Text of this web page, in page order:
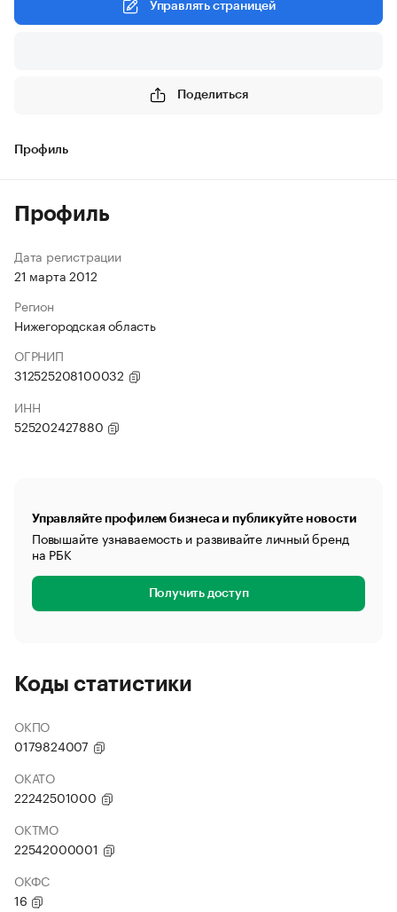
Управлять страницей
Поделиться
Профиль
Профиль
Дата регистрации
21 марта 2012
Регион
Нижегородская область
ОГРНИП
312525208100032
ИНН
525202427880
Управляйте профилем бизнеса и публикуйте новости
Повышайте узнаваемость и развивайте личный бренд
на РБК
Получить доступ
Коды статистики
ОКПО
0179824007
ОКАТО
22242501000
ОКТМО
22542000001
ОКФС
16